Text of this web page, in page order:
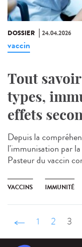
DOSSIER 24.04.2026
vaccin
Tout
types,
effets
Depuis la
l'immunisation par
Pasteur du vaccin
VACCINS IMMUNITÉ
‹ précédent
1 2 3